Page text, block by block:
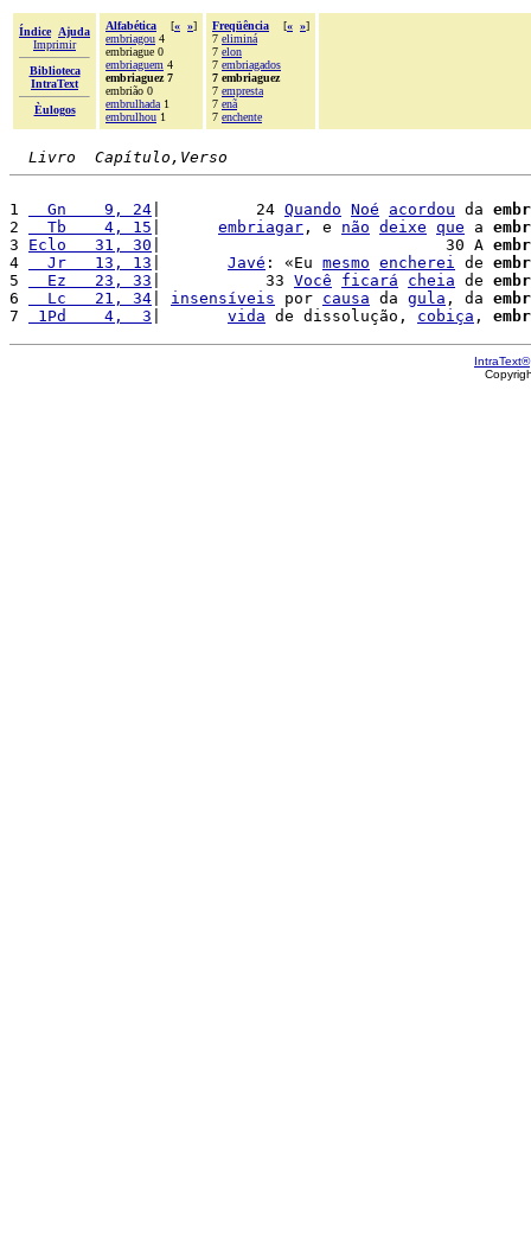
Índice
Ajuda
Imprimir
Biblioteca
IntraText
Èulogos
Alfabética [« »]
embriagou 4
embriague 0
embriaguem 4
embriaguez 7
embrião 0
embrulhada 1
embrulhou 1
Freqüência [« »]
7 eliminá
7 elon
7 embriagados
7 embriaguez
7 empresta
7 enã
7 enchente
Livro  Capítulo,Verso
1
  Gn    9, 24
|          24 Quando Noé acordou da
2
  Tb    4, 15
embriagar , e não deixe que a
3 Eclo   31, 30 |                              30 A
4
  Jr   13, 13
Javé : «Eu mesmo encherei de
5
  Ez   23, 33
|           33 Você ficará cheia de
6
  Lc   21, 34
insensíveis por causa da gula , da
7
1Pd    4,  3 vida de dissolução, cobiça ,
IntraText®